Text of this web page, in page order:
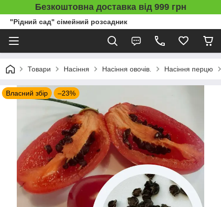
Безкоштовна доставка від 999 грн
"Рідний сад" сімейний розсадник
Товари Насіння Насіння овочів. Насіння перцю
Власний збір –23%